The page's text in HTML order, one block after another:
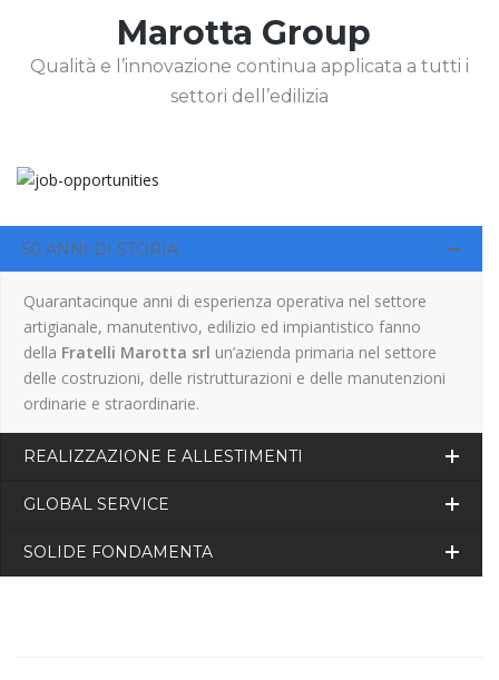
Marotta Group
Qualità e l’innovazione continua applicata a tutti i
settori dell’edilizia
50 ANNI DI STORIA
Quarantacinque anni di esperienza operativa nel settore
artigianale, manutentivo, edilizio ed impiantistico fanno
della Fratelli Marotta srl un’azienda primaria nel settore
delle costruzioni, delle ristrutturazioni e delle manutenzioni
ordinarie e straordinarie.
REALIZZAZIONE E ALLESTIMENTI
GLOBAL SERVICE
SOLIDE FONDAMENTA